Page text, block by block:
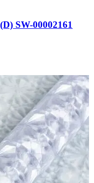
SW-00002161